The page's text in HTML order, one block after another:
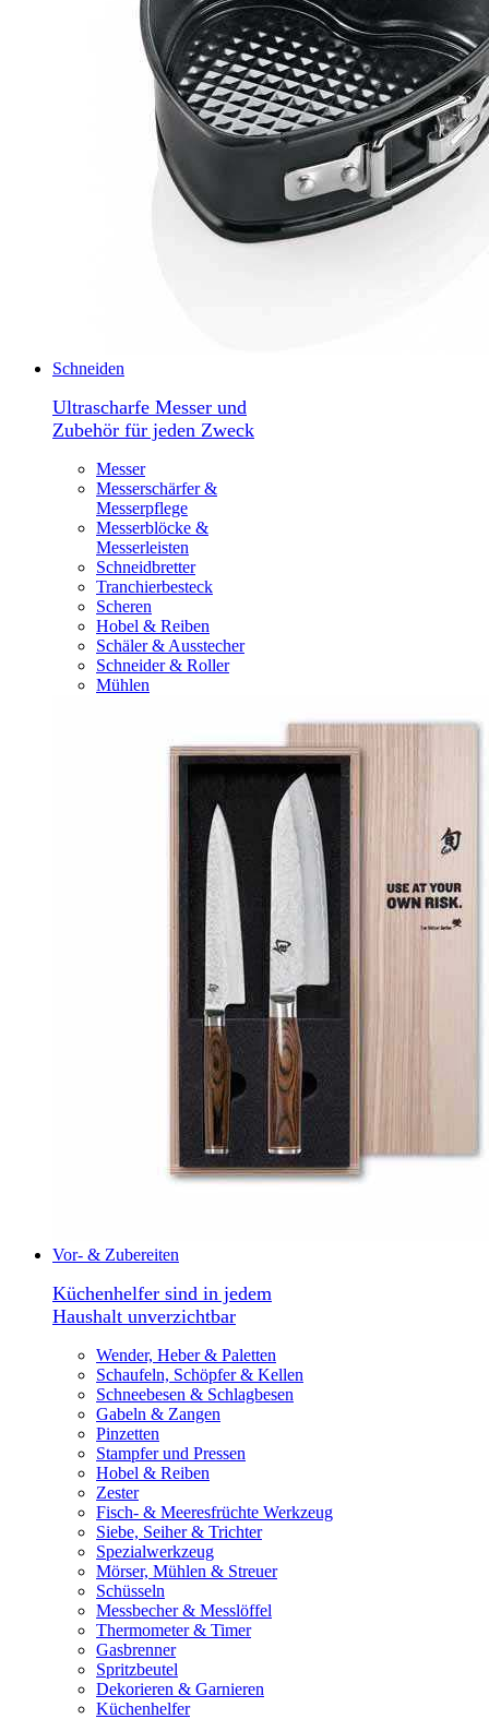
Schneiden
Ultrascharfe Messer und
Zubehör für jeden Zweck
Messer
Messerschärfer &
Messerpflege
Messerblöcke &
Messerleisten
Schneidbretter
Tranchierbesteck
Scheren
Hobel & Reiben
Schäler & Ausstecher
Schneider & Roller
Mühlen
Vor- & Zubereiten
Küchenhelfer sind in jedem
Haushalt unverzichtbar
Wender, Heber & Paletten
Schaufeln, Schöpfer & Kellen
Schneebesen & Schlagbesen
Gabeln & Zangen
Pinzetten
Stampfer und Pressen
Hobel & Reiben
Zester
Fisch- & Meeresfrüchte Werkzeug
Siebe, Seiher & Trichter
Spezialwerkzeug
Mörser, Mühlen & Streuer
Schüsseln
Messbecher & Messlöffel
Thermometer & Timer
Gasbrenner
Spritzbeutel
Dekorieren & Garnieren
Küchenhelfer